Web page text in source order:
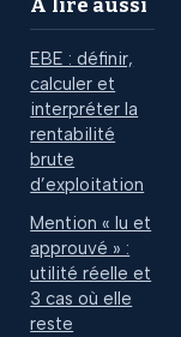
À lire aussi
EBE : définir,
calculer et
interpréter la
rentabilité
brute
d’exploitation
Mention « lu et
approuvé » :
utilité réelle et
3 cas où elle
reste